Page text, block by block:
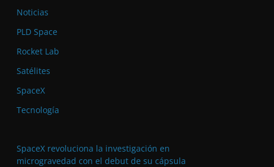
Noticias
PLD Space
Rocket Lab
Satélites
SpaceX
Tecnología
SpaceX revoluciona la investigación en
microgravedad con el debut de su cápsula